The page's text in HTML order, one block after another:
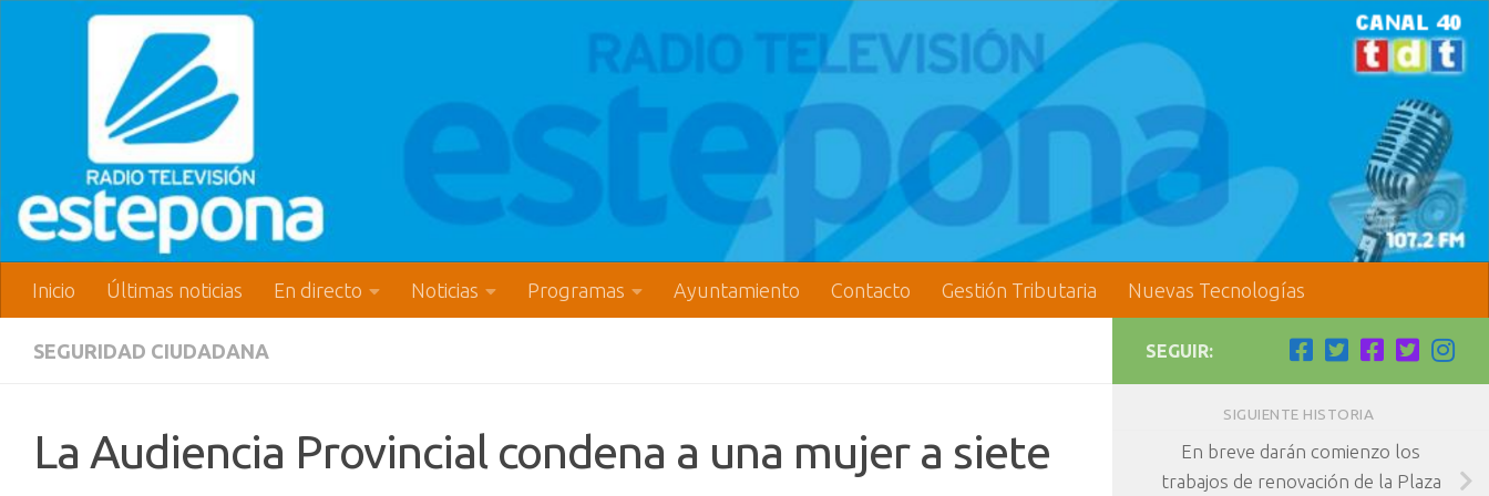
Inicio Últimas noticias En directo Noticias Programas Ayuntamiento Contacto Gestión Tributaria Nuevas Tecnologías
SEGURIDAD CIUDADANA
La Audiencia Provincial condena a una mujer a siete
SEGUIR:
SIGUIENTE HISTORIA
En breve darán comienzo los
trabajos de renovación de la Plaza